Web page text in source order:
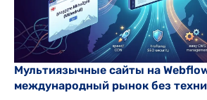
Мультиязычные сайты на
международный рынок без